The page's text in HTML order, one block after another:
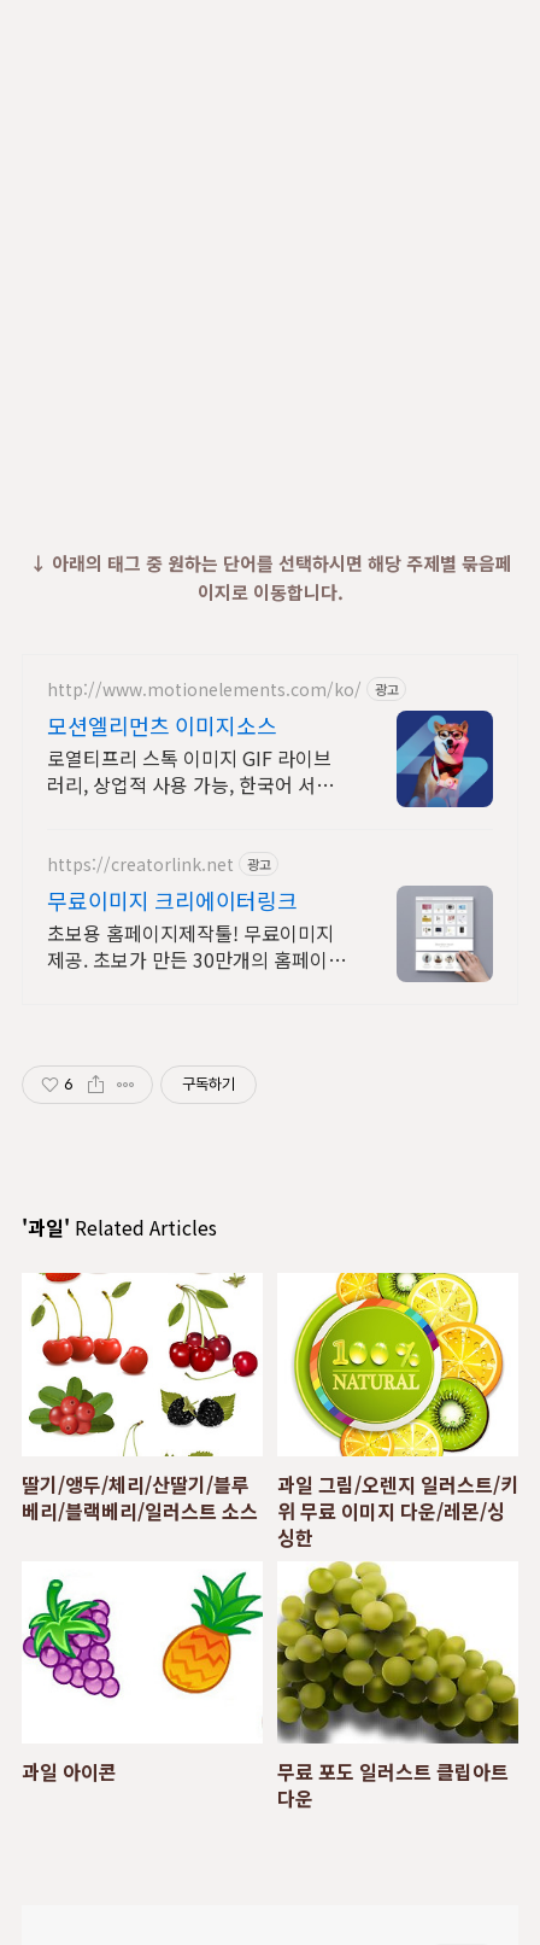
↓ 아래의 태그 중 원하는 단어를 선택하시면 해당 주제별 묶음페
이지로 이동합니다.
http://www.motionelements.com/ko/ 광고
모션엘리먼츠 이미지소스
로열티프리 스톡 이미지 GIF 라이브
러리, 상업적 사용 가능, 한국어 서비
https://creatorlink.net 광고
무료이미지 크리에이터링크
초보용 홈페이지제작툴! 무료이미지
제공. 초보가 만든 30만개의 홈페이지
6 구독하기
'과일' Related Articles
딸기/앵두/체리/산딸기/블루
베리/블랙베리/일러스트 소스
과일 그림/오렌지 일러스트/키
위 무료 이미지 다운/레몬/싱
싱한
과일 아이콘
무료 포도 일러스트 클립아트
다운